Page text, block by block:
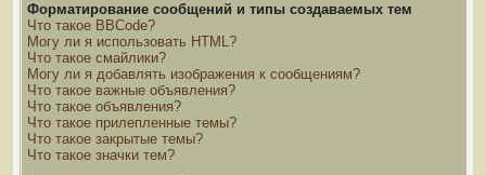
Форматирование сообщений и типы создаваемых тем
Что такое BBCode?
Могу ли я использовать HTML?
Что такое смайлики?
Могу ли я добавлять изображения к сообщениям?
Что такое важные объявления?
Что такое объявления?
Что такое прилепленные темы?
Что такое закрытые темы?
Что такое значки тем?